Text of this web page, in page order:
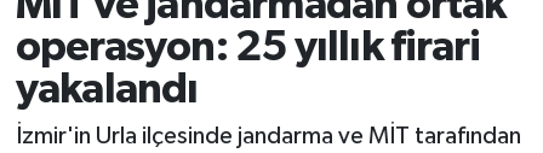
operasyon: 25 yıllık firari
yakalandı
İzmir'in Urla ilçesinde jandarma ve MİT tarafından